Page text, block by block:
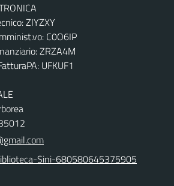
ZIYZXY
C0O6IP
ZRZA4M
UFKUF1
Sini-680580645375905